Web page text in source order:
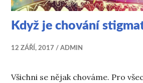
Když je chování
12 ZÁŘÍ, 2017 ADMIN
Všichni se nějak chováme. Pro